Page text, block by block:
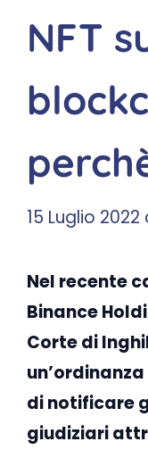
NFT
15 Luglio 2022
Nel recente
Binance
Corte di
di notificare
giudiziari